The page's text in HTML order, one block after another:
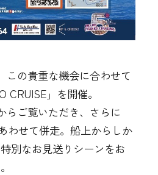
この貴重な機会に合わせて
CRUISE」を開催。
らご覧いただき、さらに
わせて併走。船上からしか
別なお見送りシーンをお